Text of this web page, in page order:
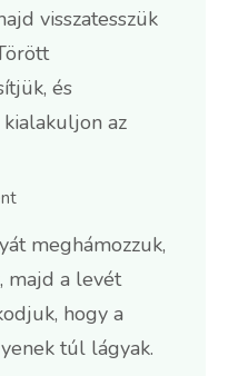
visszatesszük
és
az
meghámozzuk,
majd a levét
hogy a
túl lágyak.